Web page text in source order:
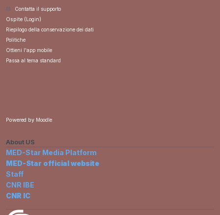
Contatta il supporto
Ospite (Login)
Riepilogo della conservazione dei dati
Politiche
Ottieni l'app mobile
Passa al tema standard
Powered by Moodle
About US
MED-Star Media Platform
MED-Star official website
Staff
CNR IBE
CNR IC